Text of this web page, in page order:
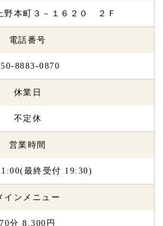
野本町３－１６２０ ２Ｆ
電話番号
8883-0870
休業日
不定休
営業時間
最終受付 19:30)
インメニュー
70分 8,300円